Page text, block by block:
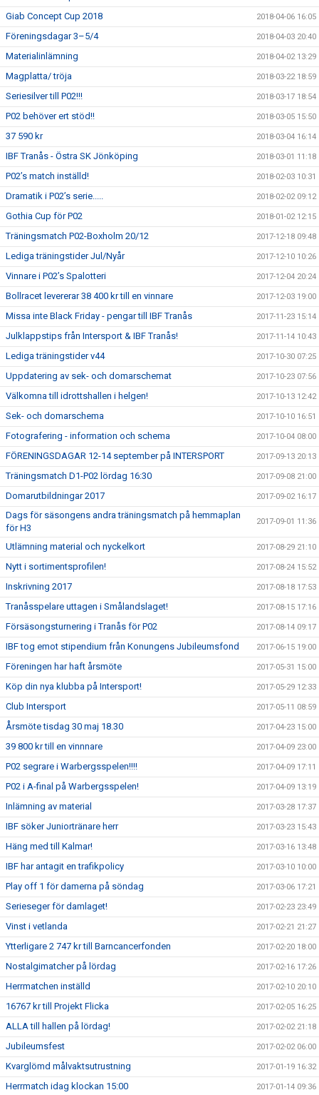
Giab Concept Cup 2018 2018-04-06 16:05
Föreningsdagar 3–5/4 2018-04-03 20:40
Materialinlämning 2018-04-02 13:29
Magplatta/ tröja 2018-03-22 18:59
Seriesilver till P02!!! 2018-03-17 18:54
P02 behöver ert stöd!! 2018-03-05 15:50
37 590 kr 2018-03-04 16:14
IBF Tranås - Östra SK Jönköping 2018-03-01 11:18
P02’s match inställd! 2018-02-03 10:31
Dramatik i P02’s serie..... 2018-02-02 09:12
Gothia Cup för P02 2018-01-02 12:15
Träningsmatch P02-Boxholm 20/12 2017-12-18 09:48
Lediga träningstider Jul/Nyår 2017-12-10 10:26
Vinnare i P02’s Spalotteri 2017-12-04 20:24
Bollracet levererar 38 400 kr till en vinnare 2017-12-03 19:00
Missa inte Black Friday - pengar till IBF Tranås 2017-11-23 15:14
Julklappstips från Intersport & IBF Tranås! 2017-11-14 10:43
Lediga träningstider v44 2017-10-30 07:25
Uppdatering av sek- och domarschemat 2017-10-23 07:56
Välkomna till idrottshallen i helgen! 2017-10-13 12:42
Sek- och domarschema 2017-10-10 16:51
Fotografering - information och schema 2017-10-04 08:00
FÖRENINGSDAGAR 12-14 september på INTERSPORT 2017-09-13 20:13
Träningsmatch D1-P02 lördag 16:30 2017-09-08 21:00
Domarutbildningar 2017 2017-09-02 16:17
Dags för säsongens andra träningsmatch på hemmaplan
för H3
2017-09-01 11:36
Utlämning material och nyckelkort 2017-08-29 21:10
Nytt i sortimentsprofilen! 2017-08-24 15:52
Inskrivning 2017 2017-08-18 17:53
Tranåsspelare uttagen i Smålandslaget! 2017-08-15 17:16
Försäsongsturnering i Tranås för P02 2017-08-14 09:17
IBF tog emot stipendium från Konungens Jubileumsfond 2017-06-15 19:00
Föreningen har haft årsmöte 2017-05-31 15:00
Köp din nya klubba på Intersport! 2017-05-29 12:33
Club Intersport 2017-05-11 08:59
Årsmöte tisdag 30 maj 18.30 2017-04-23 15:00
39 800 kr till en vinnnare 2017-04-09 23:00
P02 segrare i Warbergsspelen!!!! 2017-04-09 17:11
P02 i A-final på Warbergsspelen! 2017-04-09 13:19
Inlämning av material 2017-03-28 17:37
IBF söker Juniortränare herr 2017-03-23 15:43
Häng med till Kalmar! 2017-03-16 13:48
IBF har antagit en trafikpolicy 2017-03-10 10:00
Play off 1 för damerna på söndag 2017-03-06 17:21
Serieseger för damlaget! 2017-02-23 23:49
Vinst i vetlanda 2017-02-21 21:27
Ytterligare 2 747 kr till Barncancerfonden 2017-02-20 18:00
Nostalgimatcher på lördag 2017-02-16 17:26
Herrmatchen inställd 2017-02-10 20:10
16767 kr till Projekt Flicka 2017-02-05 16:25
ALLA till hallen på lördag! 2017-02-02 21:18
Jubileumsfest 2017-02-02 06:00
Kvarglömd målvaktsutrustning 2017-01-19 16:32
Herrmatch idag klockan 15:00 2017-01-14 09:36